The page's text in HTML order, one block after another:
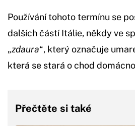
Používání tohoto termínu se
dalších částí Itálie, někdy ve
„zdaura“, který označuje
která se stará o chod
Přečtěte si také